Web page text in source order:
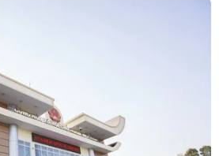
nhiều quan ngại kế hoạch
làm giảm nhu cầu chi tiêu
làm suy yếu tốc độ tăng
phủ Nhật Bản đang xem
lương tối thiểu trung bình